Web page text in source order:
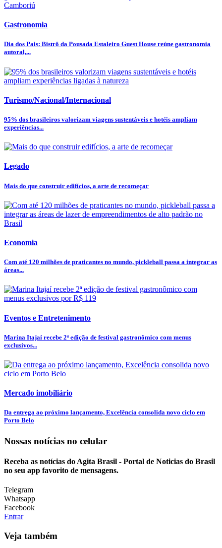
Gastronomia
Dia dos Pais: Bistrô da Pousada Estaleiro Guest House reúne gastronomia
autoral,...
Turismo/Nacional/Internacional
95% dos brasileiros valorizam viagens sustentáveis e hotéis ampliam
experiências...
Legado
Mais do que construir edifícios, a arte de recomeçar
Economia
Com até 120 milhões de praticantes no mundo, pickleball passa a integrar as
áreas...
Eventos e Entretenimento
Marina Itajaí recebe 2ª edição de festival gastronômico com menus
exclusivos...
Mercado imobiliário
Da entrega ao próximo lançamento, Excelência consolida novo ciclo em
Porto Belo
Nossas notícias no celular
Receba as notícias do Agita Brasil - Portal de Noticias do Brasil
no seu app favorito de mensagens.
Telegram
Whatsapp
Facebook
Entrar
Veja também